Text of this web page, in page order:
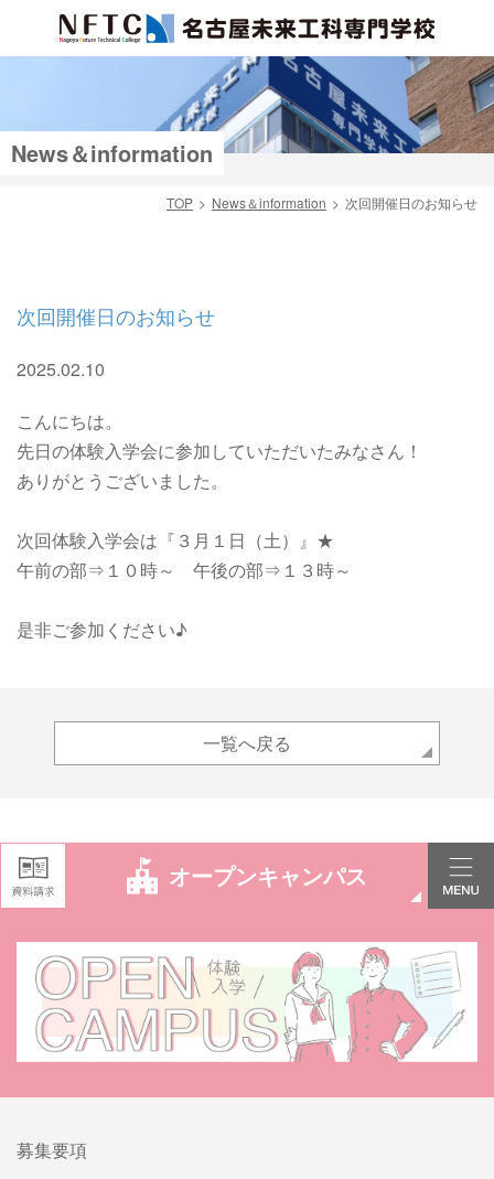
News＆information
TOP News＆information 次回開催日のお知らせ
次回開催日のお知らせ
2025.02.10
こんにちは。
先日の体験入学会に参加していただいたみなさん！
ありがとうございました。
次回体験入学会は 『３月１日（土）』★
午前の部⇒１０時～ 午後の部⇒１３時～
是非ご参加ください♪
一覧へ戻る
オープンキャンパス
募集要項